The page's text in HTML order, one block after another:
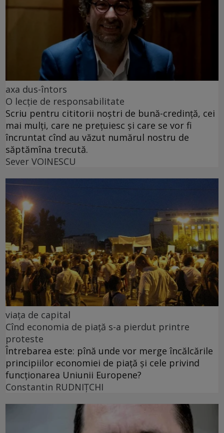
axa dus-întors
O lecție de responsabilitate
Scriu pentru cititorii noștri de bună-credință, cei
mai mulți, care ne prețuiesc și care se vor fi
încruntat cînd au văzut numărul nostru de
săptămîna trecută.
Sever VOINESCU
viața de capital
Cînd economia de piață s-a pierdut printre
proteste
Întrebarea este: pînă unde vor merge încălcările
principiilor economiei de piață și cele privind
funcționarea Uniunii Europene?
Constantin RUDNIŢCHI